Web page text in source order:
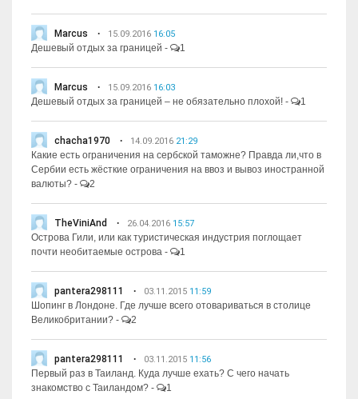
Marcus 15.09.2016 16:05
Дешевый отдых за границей - 1
Marcus 15.09.2016 16:03
Дешевый отдых за границей – не обязательно плохой! - 1
chacha1970 14.09.2016 21:29
Какие есть ограничения на сербской таможне? Правда ли,что в
Сербии есть жёсткие ограничения на ввоз и вывоз иностранной
валюты? - 2
TheViniAnd 26.04.2016 15:57
Острова Гили, или как туристическая индустрия поглощает
почти необитаемые острова - 1
pantera298111 03.11.2015 11:59
Шопинг в Лондоне. Где лучше всего отовариваться в столице
Великобритании? - 2
pantera298111 03.11.2015 11:56
Первый раз в Таиланд. Куда лучше ехать? С чего начать
знакомство с Таиландом? - 1